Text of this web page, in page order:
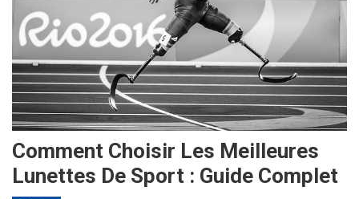
Comment Choisir Les Meilleures
Lunettes De Sport : Guide Complet